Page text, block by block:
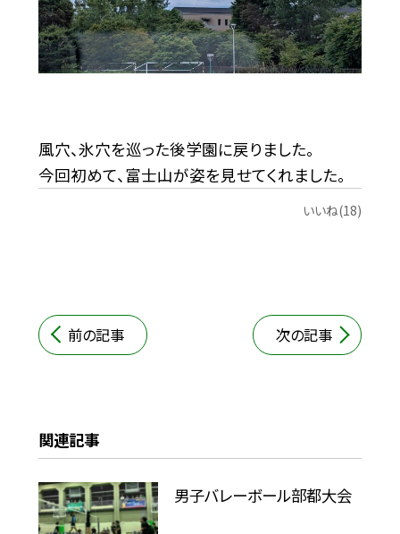
風穴、氷穴を巡った後学園に戻りました。
今回初めて、富士山が姿を見せてくれました。
いいね(18)
前の記事 次の記事
関連記事
男子バレーボール部都大会